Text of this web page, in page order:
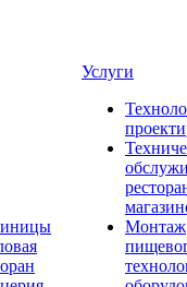
Услуги
Монтаж